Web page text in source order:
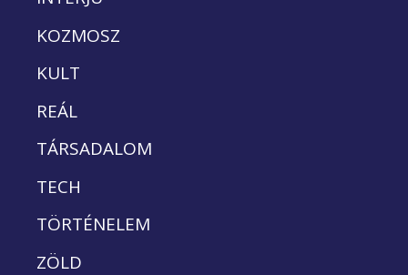
KOZMOSZ
KULT
REÁL
TÁRSADALOM
TECH
TÖRTÉNELEM
ZÖLD